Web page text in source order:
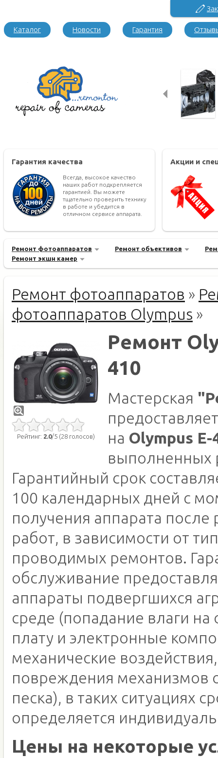
Каталог Новости Гарантия
Гарантия качества
Всегда, высокое качество
наших работ подкрепляется
гарантией. Вы можете
тщательно проверить технику
в работе и убедится в
отличном сервисе аппарата.
Акции и
Ремонт фотоаппаратов Ремонт объективов
Ремонт экшн камер
Ремонт фотоаппаратов »
фотоаппаратов Olympus »
Рейтинг: 2.0/5 (28 голосов)
Ремонт
410
Мастерская
на Olympus E-
выполненных
Гарантийный срок
100 календарных дней с
получения аппарата
работ, в зависимости от
проводимых ремонтов.
обслуживание
аппараты подвергшихся
среде (попадание влаги на
плату и электронные
механические воздействия,
повреждения механизмов
песка), в таких ситуациях
определяется
Цены на некоторые